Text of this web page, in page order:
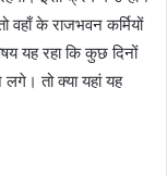
वहाँ के राजभवन कर्मियों
यह रहा कि कुछ दिनों
लगे। तो क्या यहां यह